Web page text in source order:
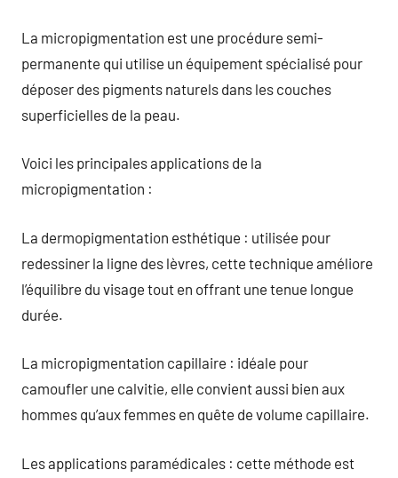
La micropigmentation est une procédure semi-
permanente qui utilise un équipement spécialisé pour
déposer des pigments naturels dans les couches
superficielles de la peau.
Voici les principales applications de la
micropigmentation :
La dermopigmentation esthétique : utilisée pour
redessiner la ligne des lèvres, cette technique améliore
l’équilibre du visage tout en offrant une tenue longue
durée.
La micropigmentation capillaire : idéale pour
camoufler une calvitie, elle convient aussi bien aux
hommes qu’aux femmes en quête de volume capillaire.
Les applications paramédicales : cette méthode est